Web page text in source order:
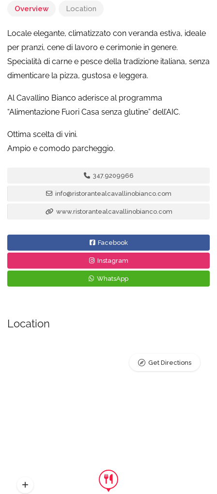
Overview Location
Locale elegante, climatizzato con veranda estiva, ideale
per pranzi, cene di lavoro e cerimonie in genere.
Specialità di carne e pesce della tradizione italiana, senza
dimenticare la pizza, gustosa e leggera.
Al Cavallino Bianco aderisce al programma
“Alimentazione Fuori Casa senza glutine” dell’AIC.
Ottima scelta di vini.
Ampio e comodo parcheggio.
347.9209966
info@ristorantealcavallinobianco.com
www.ristorantealcavallinobianco.com
Facebook
Instagram
WhatsApp
Location
Get Directions